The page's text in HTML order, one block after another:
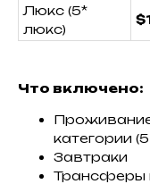
Люкс (5*
люкс)
Что включено:
категории
Завтраки
Трансферы